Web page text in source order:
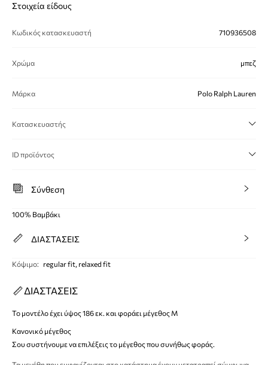
Στοιχεία είδους
Κωδικός κατασκευαστή 710936508
Χρώμα μπεζ
Μάρκα Polo Ralph Lauren
Κατασκευαστής
ID προϊόντος
Σύνθεση
100% Βαμβάκι
ΔΙΑΣΤΑΣΕΙΣ
Κόψιμο: regular fit, relaxed fit
ΔΙΑΣΤΑΣΕΙΣ
Το μοντέλο έχει ύψος 186 εκ. και φοράει μέγεθος M
Κανονικό μέγεθος
Σου συστήνουμε να επιλέξεις το μέγεθος που συνήθως φοράς.